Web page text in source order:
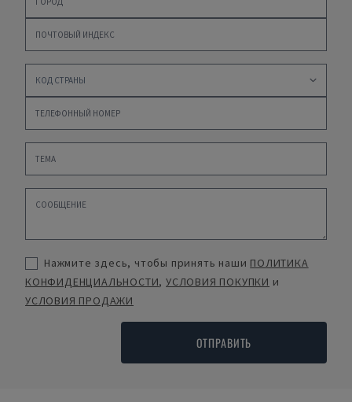
Нажмите здесь, чтобы принять наши ПОЛИТИКА
КОНФИДЕНЦИАЛЬНОСТИ,УСЛОВИЯ ПОКУПКИ и
УСЛОВИЯ ПРОДАЖИ
ОТПРАВИТЬ